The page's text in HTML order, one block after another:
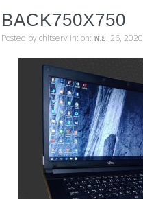
BACK750X750
Posted bychitserv in: on: พ.ย. 26, 2020